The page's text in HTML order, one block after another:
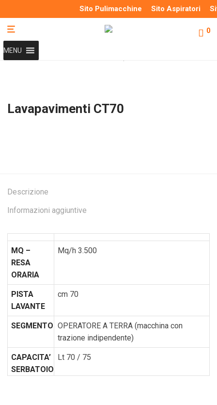
Sito Pulimacchine Sito Aspiratori
MENU
0
LAVAPAVIMENTI
Lavapavimenti CT70
Descrizione
Informazioni aggiuntive
MQ –
RESA
ORARIA
Mq/h 3.500
PISTA
LAVANTE
cm 70
SEGMENTO OPERATORE A TERRA (macchina con
trazione indipendente)
CAPACITA’
SERBATOIO
Lt 70 / 75